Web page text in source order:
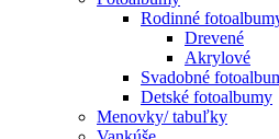
Rodinné
Drevené
Akrylové
Svadobné
Detské fotoalbumy
Menovky/ tabuľky